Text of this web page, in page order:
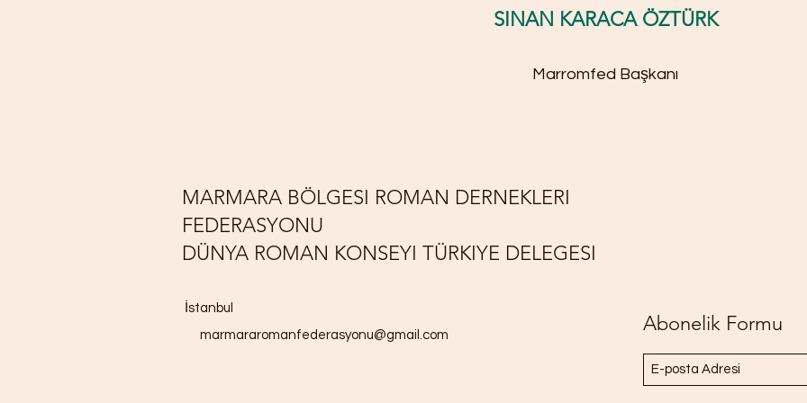
SINAN KARACA ÖZTÜRK
Marromfed Başkanı
MARMARA BÖLGESI ROMAN DERNEKLERI
FEDERASYONU
DÜNYA ROMAN KONSEYI TÜRKIYE DELEGESI
İstanbul
marmararomanfederasyonu@gmail.com
Abonelik Formu